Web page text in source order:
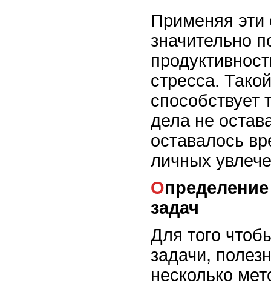
Применяя эти
значительно
стресса.
дела не
оставалось
личных
Определение приоритетных
задач
Для того
задачи,
несколько